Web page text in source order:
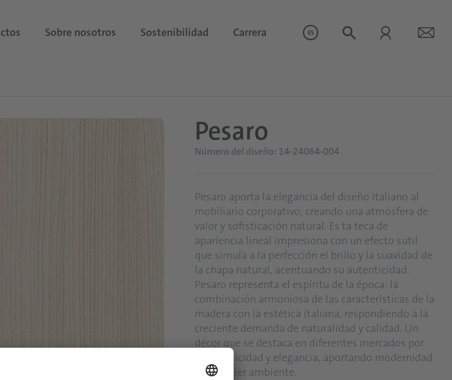
Sobre nosotros Sostenibilidad Carrera ES
Pesaro
Número del diseño: 14-24064-004
Pesaro aporta la elegancia del diseño italiano al
mobiliario corporativo, creando una atmósfera de
valor y sofisticación natural. Es ta teca de
apariencia lineal impresiona con un efecto sutil
que simula a la perfección el brillo y la suavidad de
la chapa natural, acentuando su autenticidad.
Pesaro representa el espíritu de la época: la
combinación armoniosa de las características de la
madera con la estética italiana, respondiendo a la
creciente demanda de naturalidad y calidad. Un
décor que se destaca en diferentes mercados por
su simplicidad y elegancia, aportando modernidad
a cualquier ambiente.